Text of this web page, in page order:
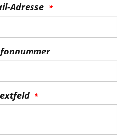
Adresse